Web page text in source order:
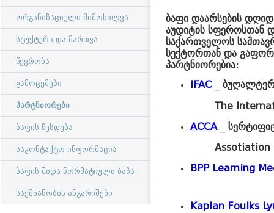
ორგანიზაციული მიმოხილვა
სტუქტურა და მართვა
წევრობა
გამოცემები
პარტნიორები
ბაფის წესდება
საკონტაქტო ინფორმაცია
ბაფის შიდა ნორმატიული ბაზა
საქმიანობის ანგარიშები
ბაფი დაარსების
აუდიტის სფეროსთან
საქართველოს
სექტორთან და
პარტნიორებია:
IFAC_
The
ACCA
Assotiation of
BPP Learning
Kaplan Foulks